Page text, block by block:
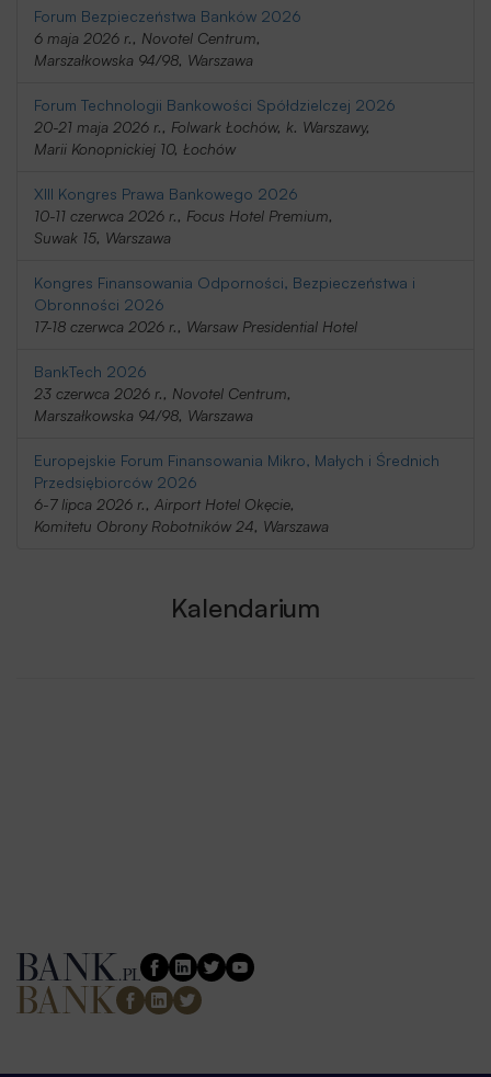
Forum Bezpieczeństwa Banków 2026
6 maja 2026 r., Novotel Centrum,
Marszałkowska 94/98, Warszawa
Forum Technologii Bankowości Spółdzielczej 2026
20-21 maja 2026 r., Folwark Łochów, k. Warszawy,
Marii Konopnickiej 10, Łochów
XIII Kongres Prawa Bankowego 2026
10-11 czerwca 2026 r., Focus Hotel Premium,
Suwak 15, Warszawa
Kongres Finansowania Odporności, Bezpieczeństwa i
Obronności 2026
17-18 czerwca 2026 r., Warsaw Presidential Hotel
BankTech 2026
23 czerwca 2026 r., Novotel Centrum,
Marszałkowska 94/98, Warszawa
Europejskie Forum Finansowania Mikro, Małych i Średnich
Przedsiębiorców 2026
6-7 lipca 2026 r., Airport Hotel Okęcie,
Komitetu Obrony Robotników 24, Warszawa
Kalendarium